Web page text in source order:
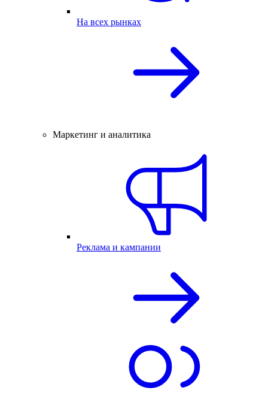
На всех рынках
Маркетинг и аналитика
Реклама и кампании